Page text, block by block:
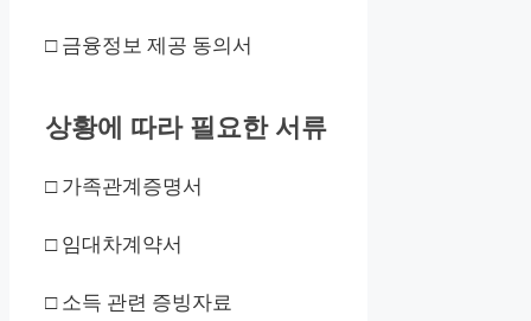
□ 금융정보 제공 동의서
상황에 따라 필요한 서류
□ 가족관계증명서
□ 임대차계약서
□ 소득 관련 증빙자료